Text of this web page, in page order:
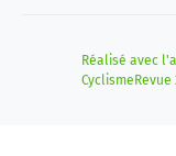
Réalisé avec
CyclismeRevue